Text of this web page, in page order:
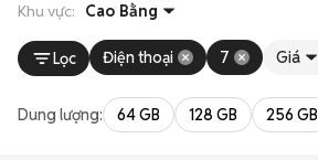
Khu vực: Cao Bằng
Lọc Điện thoại 7 Giá
Dung lượng: 64 GB 128 GB 256 GB